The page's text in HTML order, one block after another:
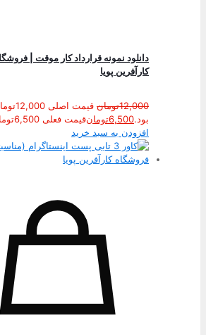
دانلود نمونه قرارداد کار موقت | فروشگاه
کارآفرین پویا
12,000تومان
قیمت اصلی 12,000تومان
بود.6,500تومانقیمت فعلی 6,500تومان است.
افزودن به سبد خرید